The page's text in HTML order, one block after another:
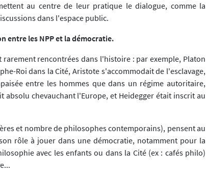
au centre de leur pratique le dialogue, comme la
dans l'espace public.
entre les NPP et la démocratie.
rencontrées dans l'histoire : par exemple, Platon
Roi dans la Cité, Aristote s'accommodait de l'esclavage,
entre les hommes que dans un régime autoritaire,
absolu chevauchant l'Europe, et Heidegger était inscrit au
et nombre de philosophes contemporains), pensent au
rôle à jouer dans une démocratie, notamment pour la
avec les enfants ou dans la Cité (ex : cafés philo)